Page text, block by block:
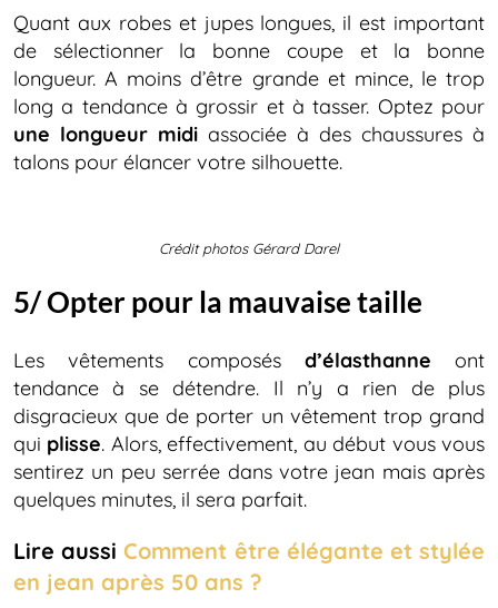
Quant aux robes et jupes longues, il est important
de sélectionner la bonne coupe et la bonne
longueur. A moins d’être grande et mince, le trop
long a tendance à grossir et à tasser. Optez pour
une longueur midi associée à des chaussures à
talons pour élancer votre silhouette.
Crédit photos Gérard Darel
5/ Opter pour la mauvaise taille
Les vêtements composés d’élasthanne ont
tendance à se détendre. Il n’y a rien de plus
disgracieux que de porter un vêtement trop grand
qui plisse. Alors, effectivement, au début vous vous
sentirez un peu serrée dans votre jean mais après
quelques minutes, il sera parfait.
Lire aussiComment être élégante et stylée
en jean après 50 ans ?